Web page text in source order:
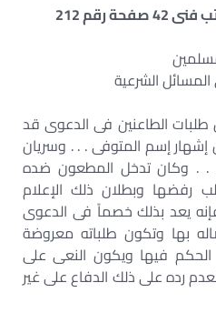
الشرعية
طلبات الطاعنين فى الدعوى قد
إشهار إسم المتوفى . . . وسريان
. . . وكان تدخل المطعون ضده
رفضها وبطلان ذلك الإعلام
يعد بذلك خصماً فى الدعوى
بها وتكون طلباته معروضة
فيها ويكون النعى على
رده على ذلك الدفاع على غير